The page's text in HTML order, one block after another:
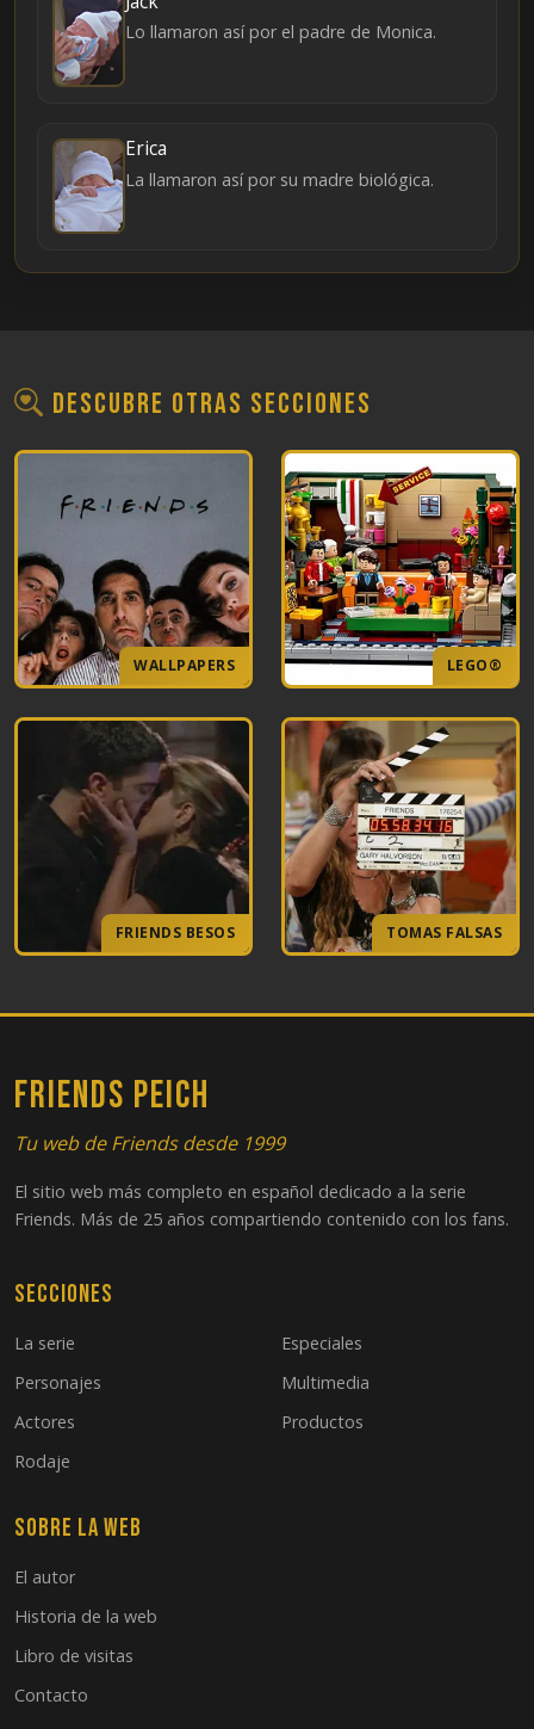
Lo llamaron así por el padre de Monica.
Erica
La llamaron así por su madre biológica.
Descubre otras secciones
WALLPAPERS LEGO®
FRIENDS BESOS TOMAS FALSAS
FRIENDS PEICH
Tu web de Friends desde 1999
El sitio web más completo en español dedicado a la serie
Friends. Más de 25 años compartiendo contenido con los fans.
Secciones
La serie
Personajes
Actores
Rodaje
Especiales
Multimedia
Productos
Sobre la web
El autor
Historia de la web
Libro de visitas
Contacto